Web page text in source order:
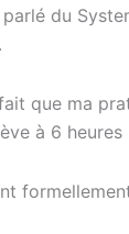
du
que ma
à 6